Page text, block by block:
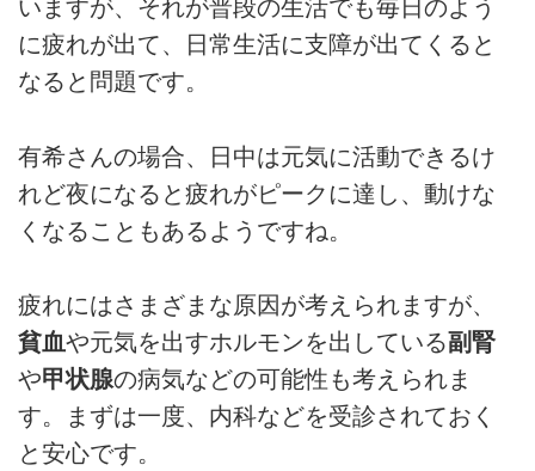
いますが、それが普段の生活でも毎日のよう
に疲れが出て、日常生活に支障が出てくると
なると問題です。
有希さんの場合、日中は元気に活動できるけ
れど夜になると疲れがピークに達し、動けな
くなることもあるようですね。
疲れにはさまざまな原因が考えられますが、
貧血や元気を出すホルモンを出している副腎
や甲状腺の病気などの可能性も考えられま
す。まずは一度、内科などを受診されておく
と安心です。